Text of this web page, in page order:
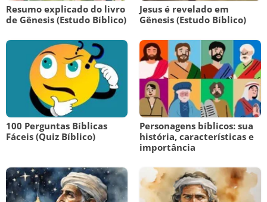
Resumo explicado do livro
de Gênesis (Estudo Bíblico)
Jesus é revelado em
Gênesis (Estudo Bíblico)
100 Perguntas Bíblicas
Fáceis (Quiz Bíblico)
Personagens bíblicos: sua
história, características e
importância